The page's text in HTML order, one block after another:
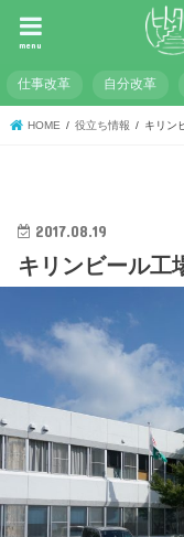
menu
仕事改革 自分改革
HOME 役立ち情報 キリン
2017.08.19
キリンビール工